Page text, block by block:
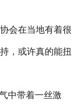
会在当地有着很
，或许真的能扭
中带着一丝激